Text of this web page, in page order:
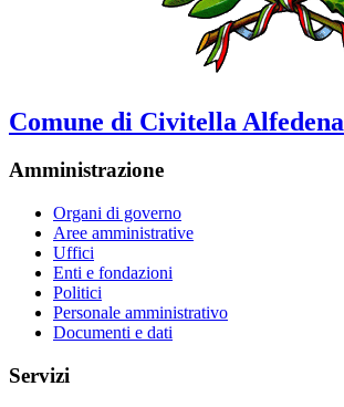
Comune di Civitella Alfedena
Amministrazione
Organi di governo
Aree amministrative
Uffici
Enti e fondazioni
Politici
Personale amministrativo
Documenti e dati
Servizi